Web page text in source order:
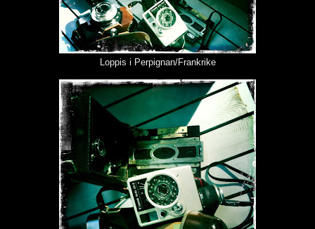
Loppis i Perpignan/Frankrike